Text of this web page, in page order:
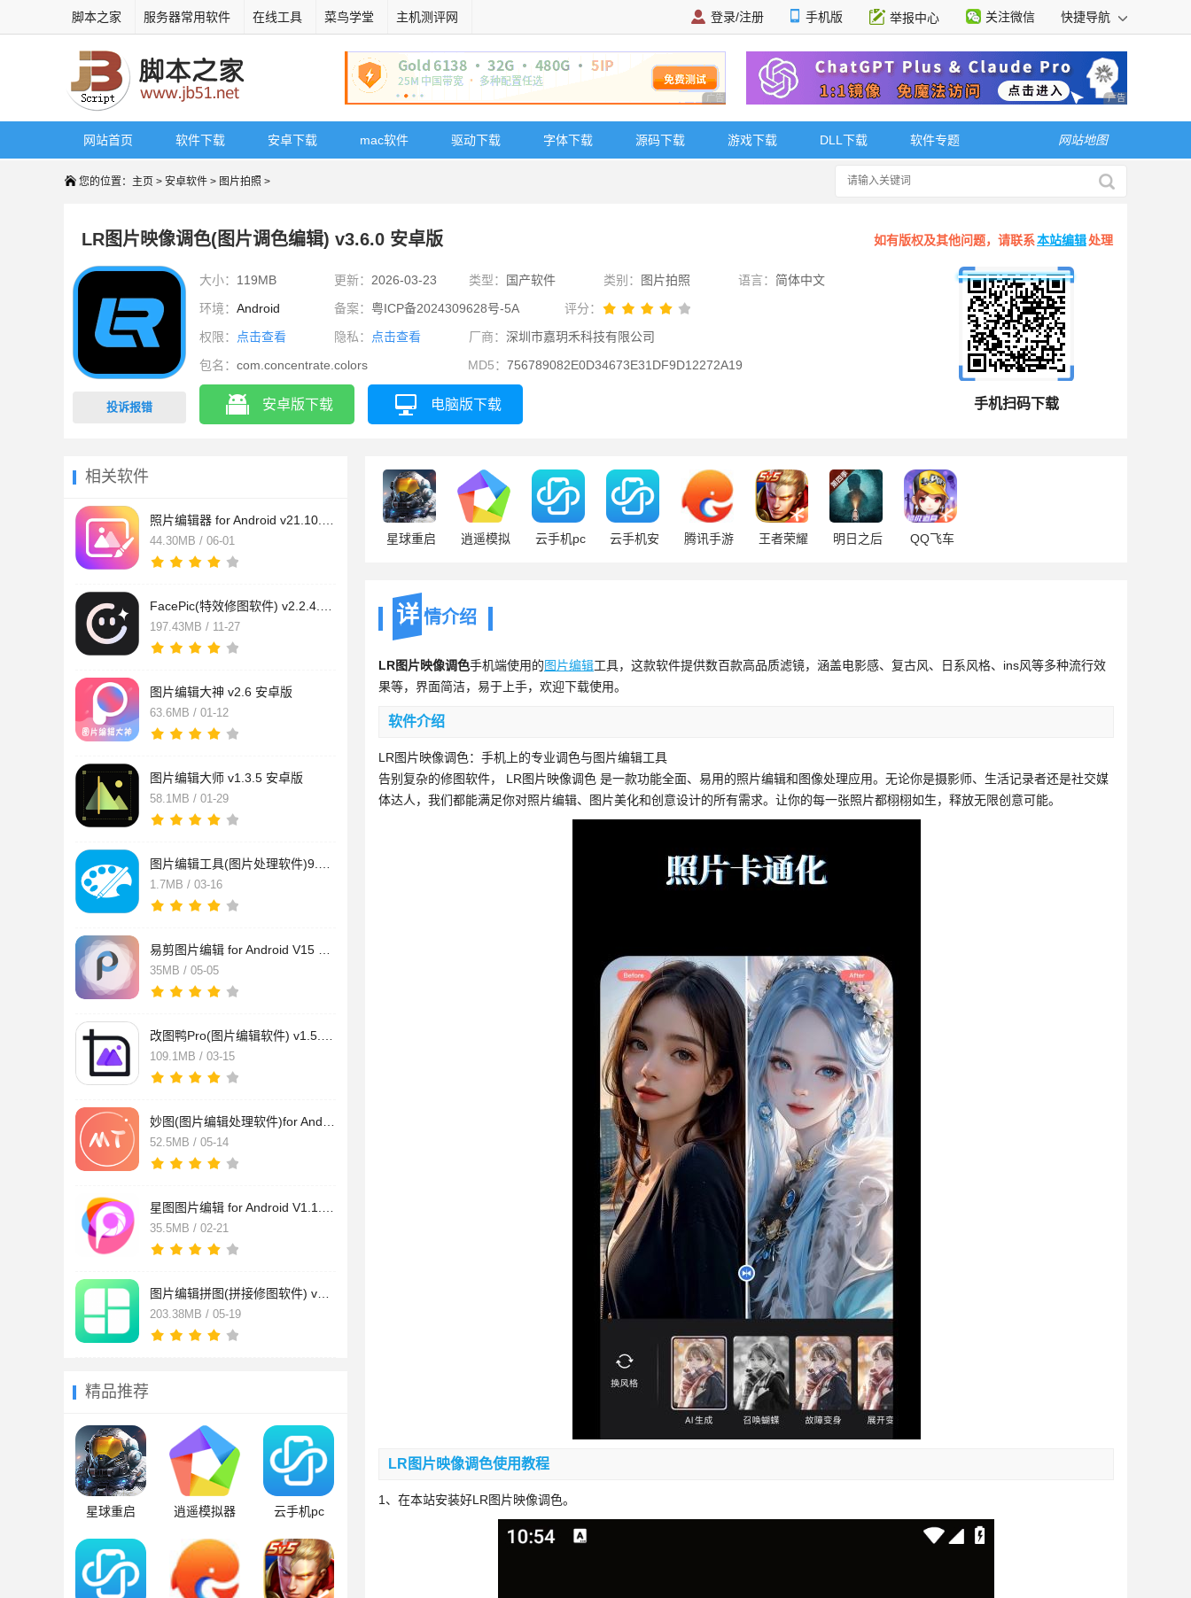
脚本之家 服务器常用软件 在线工具 菜鸟学堂 主机测评网 登录/注册 手机版 举报中心 关注微信 快捷导航
广告 商业广告，理性选择 广告 商业广告，理
网站首页 软件下载 安卓下载 mac软件 驱动下载 字体下载 源码下载 游戏下载 DLL下载 软件专题 网站地图
您的位置： 主页 > 安卓软件 > 图片拍照 >
LR图片映像调色(图片调色编辑) v3.6.0 安卓版 如有版权及其他问题，请联系本站编辑处理
投诉报错
大小： 119MB 更新： 2026-03-23 类型： 国产软件 类别： 图片拍照 语言： 简体中文
环境： Android 备案： 粤ICP备2024309628号-5A
评分：
权限：
点击查看 隐私： 点击查看 厂商： 深圳市嘉玥禾科技有限公司
包名： com.concentrate.colors MD5： 756789082E0D34673E31DF9D12272A19
安卓版下载 电脑版下载 手机扫码下载
相关软件
44.30MB / 06-01
197.43MB / 11-27
图片编辑大神 v2.6 安卓版
63.6MB / 01-12
图片编辑大师 v1.3.5 安卓版
58.1MB / 01-29
1.7MB / 03-16
35MB / 05-05
109.1MB / 03-15
52.5MB / 05-14
35.5MB / 02-21
203.38MB / 05-19
精品推荐
星球重启 逍遥模拟器 云手机pc
星球重启
逍遥模拟
云手机pc
云手机安
腾讯手游
王者荣耀 明日之后 QQ飞车
详 情介绍
LR图片映像调色手机端使用的图片编辑工具，这款软件提供数百款高品质滤镜，涵盖电影感、复古风、日系风格、ins风等多种流行效
果等，界面简洁，易于上手，欢迎下载使用。
软件介绍
LR图片映像调色：手机上的专业调色与图片编辑工具
告别复杂的修图软件， LR图片映像调色 是一款功能全面、易用的照片编辑和图像处理应用。无论你是摄影师、生活记录者还是社交媒
体达人，我们都能满足你对照片编辑、图片美化和创意设计的所有需求。让你的每一张照片都栩栩如生，释放无限创意可能。
LR图片映像调色使用教程
1、在本站安装好LR图片映像调色。